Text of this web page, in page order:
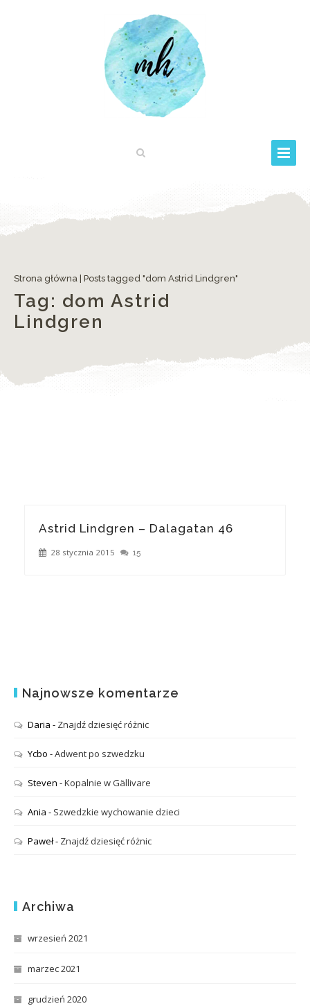
Strona główna Posts tagged "dom Astrid Lindgren"
Tag: dom Astrid
Lindgren
Astrid Lindgren – Dalagatan 46
28 stycznia 2015 15
Najnowsze komentarze
Daria - Znajdź dziesięć różnic
Ycbo -Adwent po szwedzku
Steven -Kopalnie w Gällivare
Ania - Szwedzkie wychowanie dzieci
Paweł- Znajdź dziesięć różnic
Archiwa
wrzesień 2021
marzec 2021
grudzień 2020